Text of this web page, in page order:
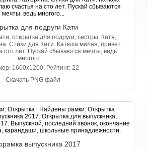
для подруги Кати
открытка для подруги, сестры. Катя,
Стихи для Кати. Катюха милая, привет.
сто лет. Пускай сбываются мечты, ведь
многого......
1600x1200, Рейтинг: 22
Скачать PNG файл
выпускника 2017